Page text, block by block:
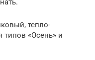
тепло-
типов «Осень» и